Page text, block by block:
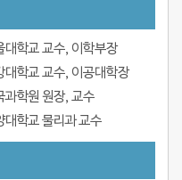
대학교 교수, 이학부장
대학교 교수, 이공대학장
과학원 원장, 교수
대학교 물리과 교수